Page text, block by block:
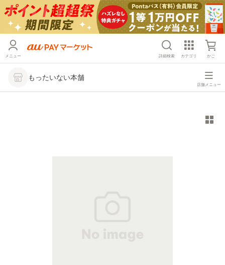
メニュー 詳細検索 カテゴリ かご
もったいない本舗
店舗メニュー